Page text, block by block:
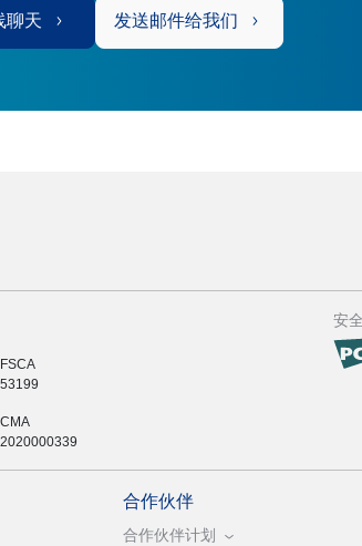
聊天 发送邮件给我们
FSCA
53199
CMA
2020000339
安
合作伙伴
合作伙伴计划